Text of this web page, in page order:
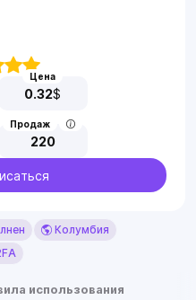
Цена
0.32$
Продаж
220
Колумбия
использования